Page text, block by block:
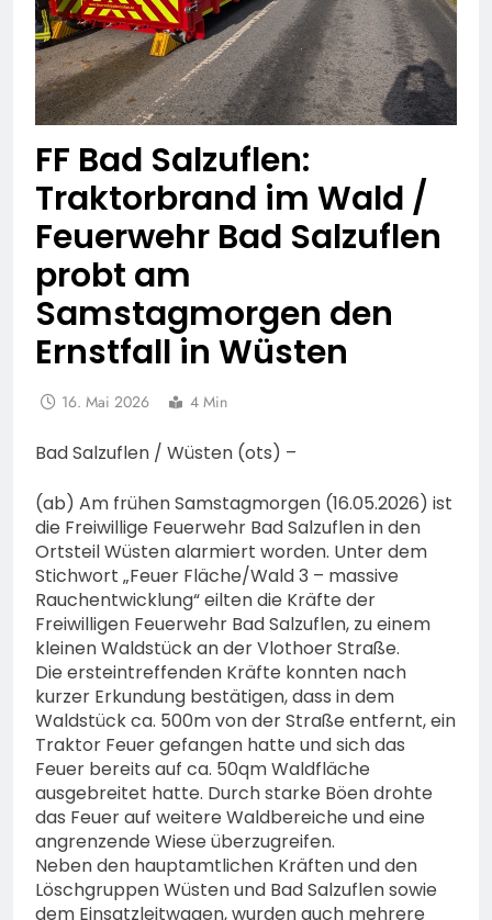
FF Bad Salzuflen:
Traktorbrand im Wald /
Feuerwehr Bad Salzuflen
probt am
Samstagmorgen den
Ernstfall in Wüsten
16. Mai 2026 4 Min
Bad Salzuflen / Wüsten (ots) –
(ab) Am frühen Samstagmorgen (16.05.2026) ist
die Freiwillige Feuerwehr Bad Salzuflen in den
Ortsteil Wüsten alarmiert worden. Unter dem
Stichwort „Feuer Fläche/Wald 3 – massive
Rauchentwicklung“ eilten die Kräfte der
Freiwilligen Feuerwehr Bad Salzuflen, zu einem
kleinen Waldstück an der Vlothoer Straße.
Die ersteintreffenden Kräfte konnten nach
kurzer Erkundung bestätigen, dass in dem
Waldstück ca. 500m von der Straße entfernt, ein
Traktor Feuer gefangen hatte und sich das
Feuer bereits auf ca. 50qm Waldfläche
ausgebreitet hatte. Durch starke Böen drohte
das Feuer auf weitere Waldbereiche und eine
angrenzende Wiese überzugreifen.
Neben den hauptamtlichen Kräften und den
Löschgruppen Wüsten und Bad Salzuflen sowie
dem Einsatzleitwagen, wurden auch mehrere